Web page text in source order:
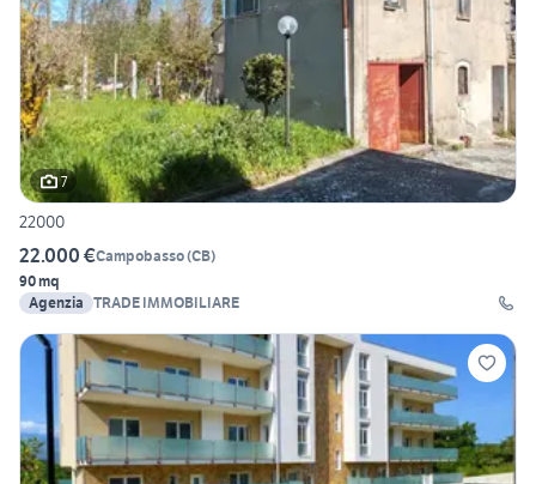
7
22000
22.000 €Campobasso(CB)
90 mq
Agenzia TRADE IMMOBILIARE